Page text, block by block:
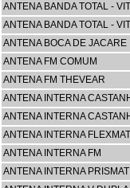
ANTENA BANDA TOTAL -
ANTENA BANDA TOTAL -
ANTENA BOCA DE JACARE
ANTENA FM COMUM
ANTENA FM THEVEAR
ANTENA INTERNA
ANTENA INTERNA
ANTENA INTERNA
ANTENA INTERNA FM
ANTENA INTERNA